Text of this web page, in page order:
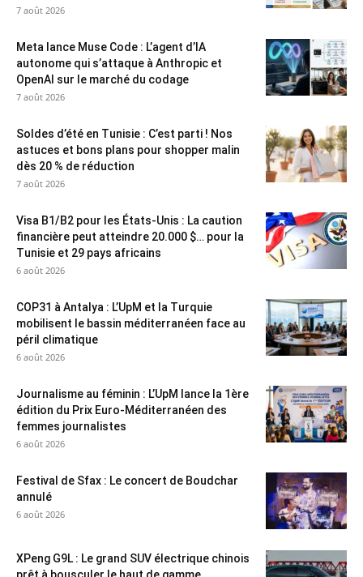
7 août 2026
Meta lance Muse Code : L’agent d’IA
autonome qui s’attaque à Anthropic et
OpenAI sur le marché du codage
7 août 2026
Soldes d’été en Tunisie : C’est parti ! Nos
astuces et bons plans pour shopper malin
dès 20 % de réduction
7 août 2026
Visa B1/B2 pour les États-Unis : La caution
financière peut atteindre 20.000 $… pour la
Tunisie et 29 pays africains
6 août 2026
COP31 à Antalya : L’UpM et la Turquie
mobilisent le bassin méditerranéen face au
péril climatique
6 août 2026
Journalisme au féminin : L’UpM lance la 1ère
édition du Prix Euro-Méditerranéen des
femmes journalistes
6 août 2026
Festival de Sfax : Le concert de Boudchar
annulé
6 août 2026
XPeng G9L : Le grand SUV électrique chinois
prêt à bousculer le haut de gamme